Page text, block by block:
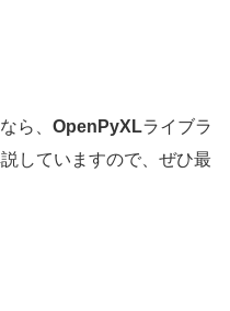
ら、 OpenPyXLライブラ
していますので、ぜひ最